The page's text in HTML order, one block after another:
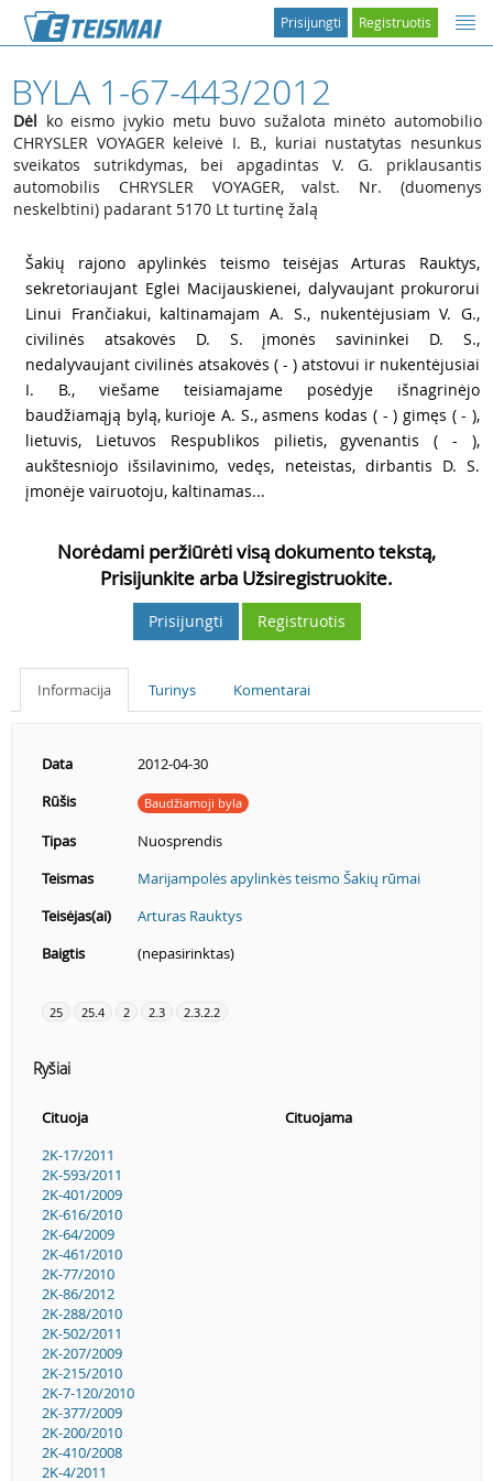
Registruotis
Prisijungti
BYLA 1-67-443/2012
Dėl ko eismo įvykio metu buvo sužalota minėto automobilio
CHRYSLER VOYAGER keleivė I. B., kuriai nustatytas nesunkus
sveikatos sutrikdymas, bei apgadintas V. G. priklausantis
automobilis CHRYSLER VOYAGER, valst. Nr. (duomenys
neskelbtini) padarant 5170 Lt turtinę žalą
Šakių rajono apylinkės teismo teisėjas Arturas Rauktys,
sekretoriaujant Eglei Macijauskienei, dalyvaujant prokurorui
Linui Frančiakui, kaltinamajam A. S., nukentėjusiam V. G.,
civilinės atsakovės D. S. įmonės savininkei D. S.,
nedalyvaujant civilinės atsakovės ( - ) atstovui ir nukentėjusiai
I. B., viešame teisiamajame posėdyje išnagrinėjo
baudžiamąją bylą, kurioje A. S., asmens kodas ( - ) gimęs ( - ),
lietuvis, Lietuvos Respublikos pilietis, gyvenantis ( - ),
aukštesniojo išsilavinimo, vedęs, neteistas, dirbantis D. S.
įmonėje vairuotoju, kaltinamas...
Norėdami peržiūrėti visą dokumento tekstą,
Prisijunkite arba Užsiregistruokite.
Prisijungti Registruotis
Informacija Turinys Komentarai
Data
2012-04-30
Rūšis
Baudžiamoji byla
Tipas
Nuosprendis
Teismas
Marijampolės apylinkės teismo Šakių rūmai
Teisėjas(ai)
Arturas Rauktys
Baigtis
(nepasirinktas)
25 25.4 2 2.3 2.3.2.2
Ryšiai
Cituoja
Cituojama
2K-17/2011
2K-593/2011
2K-401/2009
2K-616/2010
2K-64/2009
2K-461/2010
2K-77/2010
2K-86/2012
2K-288/2010
2K-502/2011
2K-207/2009
2K-215/2010
2K-7-120/2010
2K-377/2009
2K-200/2010
2K-410/2008
2K-4/2011